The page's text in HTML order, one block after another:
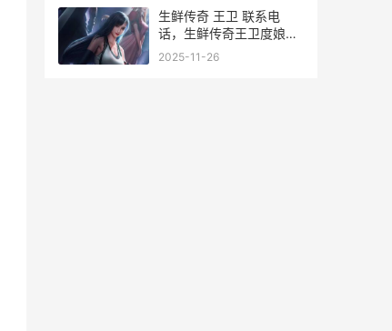
生鲜传奇 王卫 联系电
话，生鲜传奇王卫度娘百
科 生鲜传奇王卫是安徽人
2025-11-26